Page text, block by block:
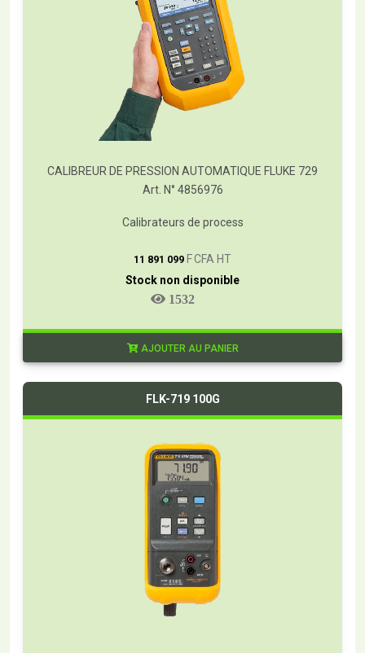
CALIBREUR DE PRESSION AUTOMATIQUE FLUKE 729
Art. N° 4856976
Calibrateurs de process
11 891 099 F CFA HT
Stock non disponible
1532
AJOUTER AU PANIER
FLK-719 100G